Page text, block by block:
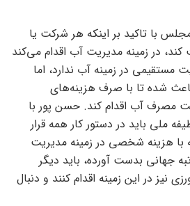
با تاکید بر اینکه هر شرکت یا
در زمینه مدیریت آب اقدام می‌کند
مستقیمی در زمینه آب ندارد، اما
شده تا با صرف هزینه‌های
آب اقدام کند. حسن پور با
ملی باید در دستور کار همه قرار
با هزینه شخصی در زمینه مدیریت
جهانی بدست آورده، باید دیگر
در این زمینه اقدام کنند و دنبال